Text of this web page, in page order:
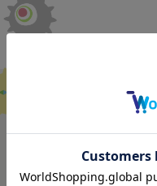
ご利用ガイド
はじめてご利用の方